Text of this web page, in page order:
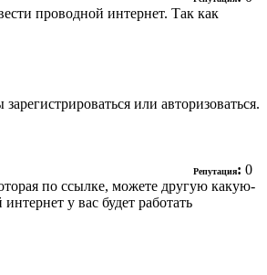
проводной интернет. Так как
или авторизоваться.
Репутация: 0
по ссылке, можете другую какую-
у вас будет работать